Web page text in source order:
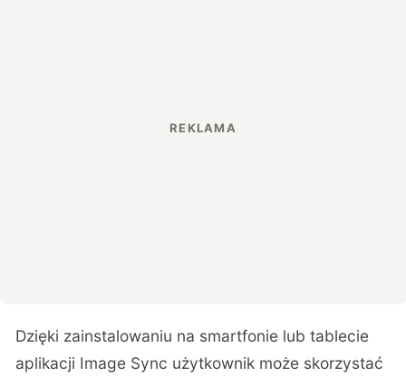
Dzięki zainstalowaniu na smartfonie lub tablecie
aplikacji Image Sync użytkownik może skorzystać